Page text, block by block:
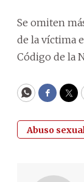
Se omiten
de la víctima
Código de la
WhatsApp
Abuso